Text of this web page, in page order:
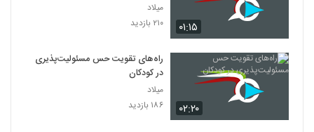
۰۱:۱۵
میلاد
۲۱۰ بازدید
۰۲:۲۰
راه‌های تقویت حس مسئولیت‌پذیری
در کودکان
میلاد
۱۸۶ بازدید